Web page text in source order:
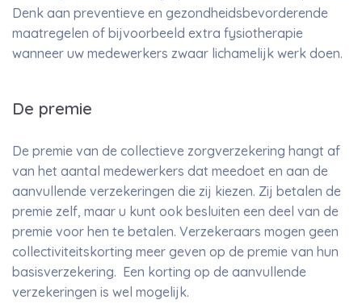
Denk aan preventieve en gezondheidsbevorderende
maatregelen of bijvoorbeeld extra fysiotherapie
wanneer uw medewerkers zwaar lichamelijk werk doen.
De premie
De premie van de collectieve zorgverzekering hangt af
van het aantal medewerkers dat meedoet en aan de
aanvullende verzekeringen die zij kiezen. Zij betalen de
premie zelf, maar u kunt ook besluiten een deel van de
premie voor hen te betalen. Verzekeraars mogen geen
collectiviteitskorting meer geven op de premie van hun
basisverzekering. Een korting op de aanvullende
verzekeringen is wel mogelijk.